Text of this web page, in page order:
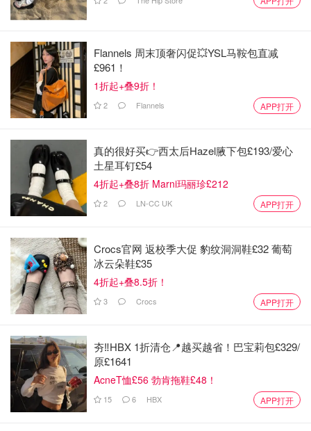
Flannels 周末顶奢闪促💥YSL马鞍包直减
£961！
1折起+叠9折！
2 Flannels APP打开
真的很好买👉西太后Hazel腋下包£193/爱心
土星耳钉£54
4折起+叠8折 Marni玛丽珍£212
2 LN-CC UK APP打开
Crocs官网 返校季大促 豹纹洞洞鞋£32 葡萄
冰云朵鞋£35
4折起+叠8.5折！
3 Crocs APP打开
夯‼️HBX 1折清仓📍越买越省！巴宝莉包£329/
原£1641
AcneT恤£56 勃肯拖鞋£48！
15 6 HBX APP打开